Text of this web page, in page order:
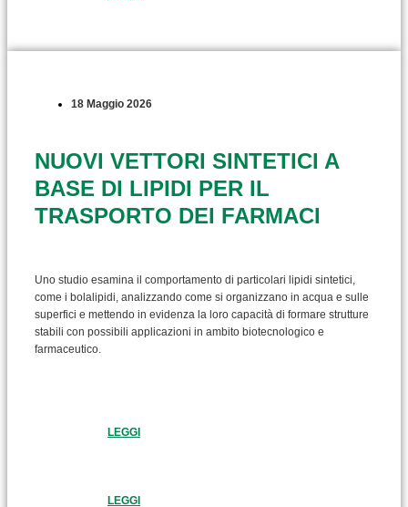
18 Maggio 2026
NUOVI VETTORI SINTETICI A
BASE DI LIPIDI PER IL
TRASPORTO DEI FARMACI
Uno studio esamina il comportamento di particolari lipidi sintetici,
come i bolalipidi, analizzando come si organizzano in acqua e sulle
superfici e mettendo in evidenza la loro capacità di formare strutture
stabili con possibili applicazioni in ambito biotecnologico e
farmaceutico.
LEGGI
LEGGI